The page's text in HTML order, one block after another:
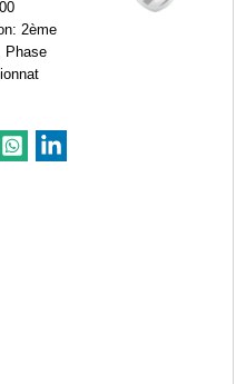
2ème
Phase